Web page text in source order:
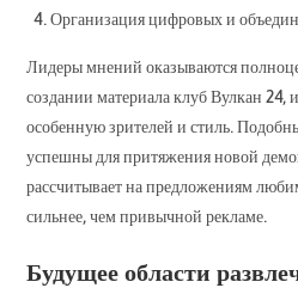
Организация цифровых и
Лидеры мнений оказываются
создании материала клуб Вулкан 24,
особенную зрителей и стиль.
успешны для притяжения новой
рассчитывает на предложениям
сильнее, чем привычной рекламе.
Будущее области